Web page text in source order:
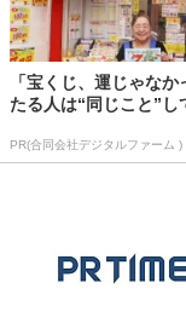
「宝くじ、運じゃなか
たる人は“同じこと”し
PR(合同会社デジタルファーム )